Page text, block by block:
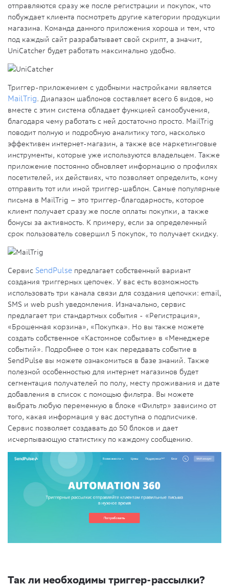
отправляются сразу же после регистрации и покупок, что
побуждает клиента посмотреть другие категории продукции
магазина. Команда данного приложения хороша и тем, что
под каждый сайт разрабатывает свой скрипт, а значит,
UniCatcher будет работать максимально удобно.
Триггер-приложением с удобными настройками является
MailTrig. Диапазон шаблонов составляет всего 6 видов, но
вместе с этим система обладает функцией самообучения,
благодаря чему работать с ней достаточно просто. MailTrig
поводит полную и подробную аналитику того, насколько
эффективен интернет-магазин, а также все маркетинговые
инструменты, которые уже используются владельцем. Также
приложение постоянно обновляет информацию о профилях
посетителей, их действиях, что позволяет определить, кому
отправить тот или иной триггер-шаблон. Самые популярные
письма в MailTrig – это триггер-благодарность, которое
клиент получает сразу же после оплаты покупки, а также
бонусы за активность. К примеру, если за определенный
срок пользователь совершил 5 покупок, то получает скидку.
Сервис SendPulse предлагает собственный вариант
создания триггерных цепочек. У вас есть возможность
использовать три канала связи для создания цепочки: email,
SMS и web push уведомления. Изначально, сервис
предлагает три стандартных события - «Регистрация»,
«Брошенная корзина», «Покупка». Но вы также можете
создать собственное «Кастомное событие» в «Менеджере
событий». Подробнее о том как передавать событие в
SendPulse вы можете ознакомиться в базе знаний. Также
полезной особенностью для интернет магазинов будет
сегментация получателей по полу, месту проживания и дате
добавления в список с помощью фильтра. Вы можете
выбрать любую переменную в блоке «Фильтр» зависимо от
того, какая информация у вас доступна о подписчике.
Сервис позволяет создавать до 50 блоков и дает
исчерпывающую статистику по каждому сообщению.
Так ли необходимы триггер-рассылки?